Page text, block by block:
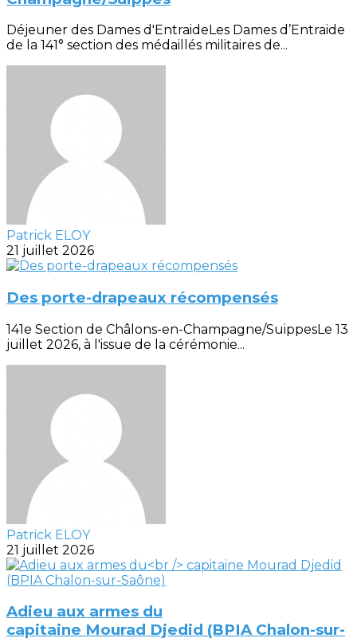
Déjeuner des Dames d'EntraideLes Dames d’Entraide
de la 141° section des médaillés militaires de...
Patrick ELOY
21 juillet 2026
Des porte-drapeaux récompensés
141e Section de Châlons-en-Champagne/SuippesLe 13
juillet 2026, à l'issue de la cérémonie...
Patrick ELOY
21 juillet 2026
Adieu aux armes du
capitaine Mourad Djedid (BPIA Chalon-sur-